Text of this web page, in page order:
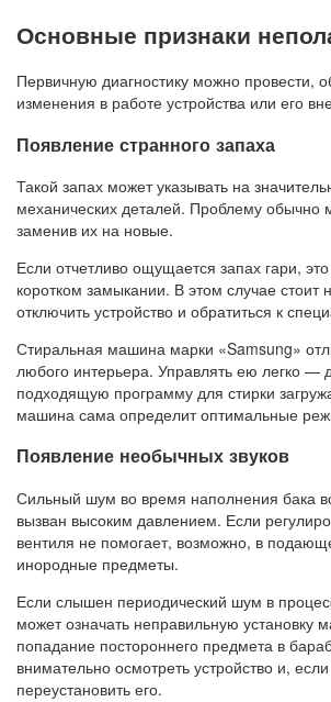
Основные признаки
Первичную диагностику можно провести,
изменения в работе устройства или его
Появление странного запаха
Такой запах может указывать на
механических деталей. Проблему обычно
заменив их на новые.
Если отчетливо ощущается запах гари, это
коротком замыкании. В этом случае стоит
отключить устройство и обратиться к
Стиральная машина марки «Samsung»
любого интерьера. Управлять ею легко —
подходящую программу для стирки
машина сама определит оптимальные
Появление необычных звуков
Сильный шум во время наполнения бака
вызван высоким давлением. Если
вентиля не помогает, возможно, в
инородные предметы.
Если слышен периодический шум в
может означать неправильную установку
попадание постороннего предмета в
внимательно осмотреть устройство и,
переустановить его.